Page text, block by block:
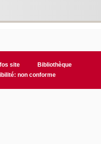
site
Bibliothèque
non conforme